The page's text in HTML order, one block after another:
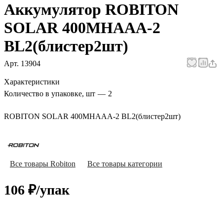
Аккумулятор ROBITON
SOLAR 400MHAAA-2
BL2(блистер2шт)
Арт. 13904
Характеристики
Количество в упаковке, шт — 2
ROBITON SOLAR 400MHAAA-2 BL2(блистер2шт)
Все товары Robiton Все товары категории
106 ₽/упак